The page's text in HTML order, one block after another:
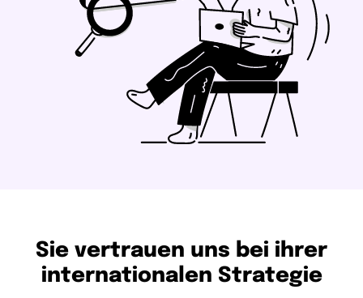
Sie vertrauen uns bei ihrer
internationalen Strategie